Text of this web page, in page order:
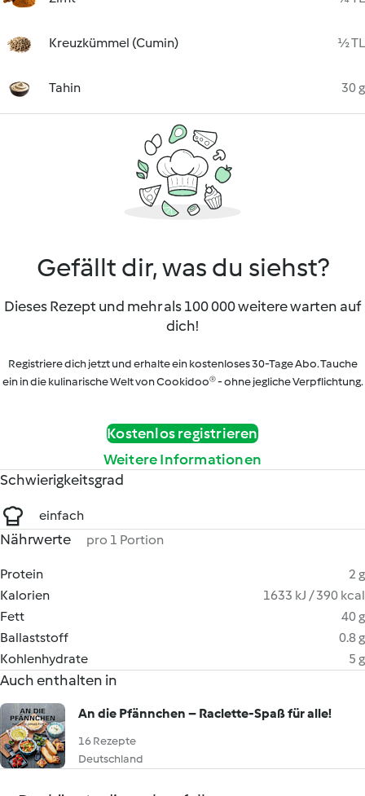
Kreuzkümmel (Cumin) ½ TL
Tahin 30 g
Gefällt dir, was du siehst?
Dieses Rezept und mehr als 100 000 weitere warten auf
dich!
Registriere dich jetzt und erhalte ein kostenloses 30-Tage Abo. Tauche
ein in die kulinarische Welt von Cookidoo® - ohne jegliche Verpflichtung.
Kostenlos registrieren
Weitere Informationen
Schwierigkeitsgrad
einfach
Nährwerte pro 1 Portion
Protein
2 g
Kalorien
1633 kJ / 390 kcal
Fett
40 g
Ballaststoff
0.8 g
Kohlenhydrate
5 g
Auch enthalten in
An die Pfännchen – Raclette-Spaß für alle!
16 Rezepte
Deutschland